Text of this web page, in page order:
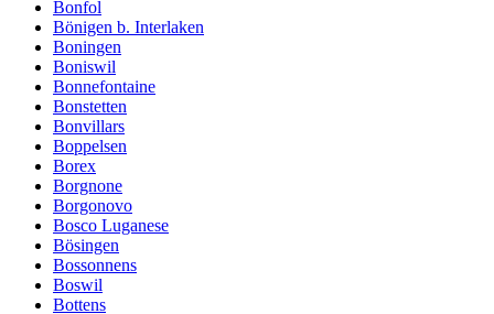
Bonfol
Bönigen b. Interlaken
Boningen
Boniswil
Bonnefontaine
Bonstetten
Bonvillars
Boppelsen
Borex
Borgnone
Borgonovo
Bosco Luganese
Bösingen
Bossonnens
Boswil
Bottens